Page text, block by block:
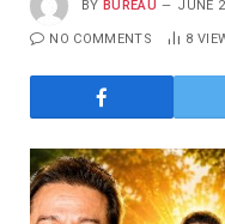
BY BUREAU JUNE
NO COMMENTS 8